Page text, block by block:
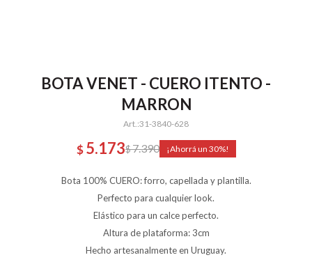
BOTA VENET - CUERO ITENTO -
MARRON
31-3840-628
$ 5.173$7.390 30
Bota 100% CUERO: forro, capellada y plantilla.
Perfecto para cualquier look.
Elástico para un calce perfecto.
Altura de plataforma: 3cm
Hecho artesanalmente en Uruguay.